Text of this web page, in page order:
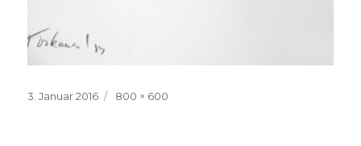
Veröffentlicht
3. Januar 2016
Volle
800 × 600